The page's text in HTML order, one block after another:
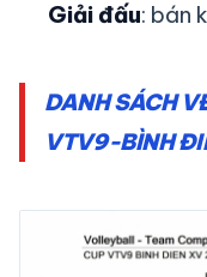
Giải đấu: bán
DANH SÁCH
VTV9-BÌNH